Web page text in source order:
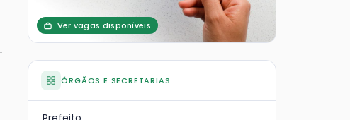
Ver vagas disponíveis
ÓRGÃOS E SECRETARIAS